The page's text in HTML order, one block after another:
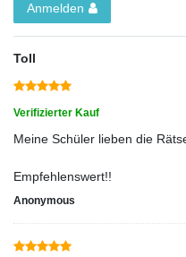
Anmelden
Toll
Verifizierter Kauf
Meine Schüler lieben die
Empfehlenswert!!
Anonymous